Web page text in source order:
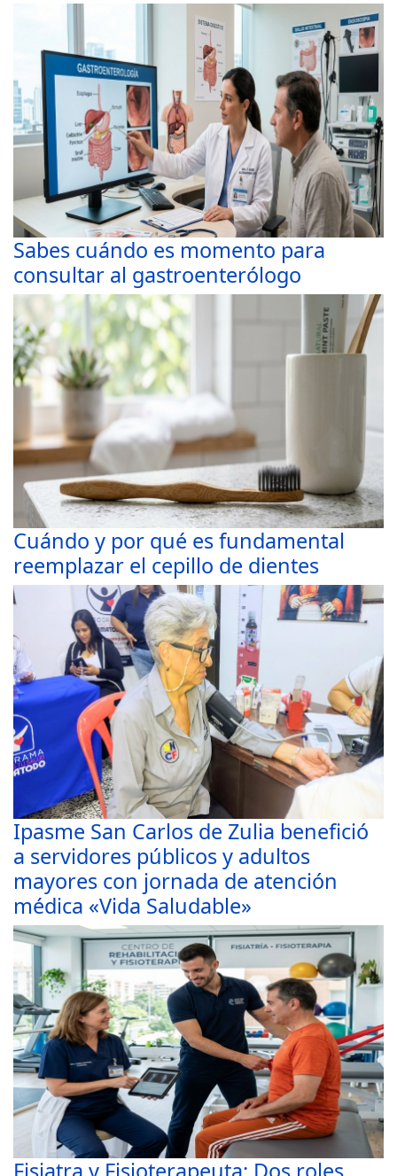
Sabes cuándo es momento para
consultar al gastroenterólogo
Cuándo y por qué es fundamental
reemplazar el cepillo de dientes
Ipasme San Carlos de Zulia benefició
a servidores públicos y adultos
mayores con jornada de atención
médica «Vida Saludable»